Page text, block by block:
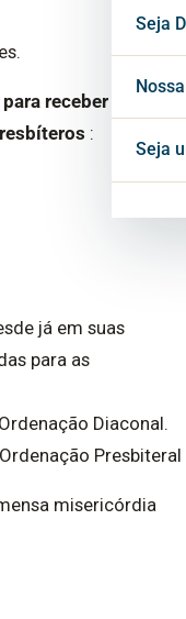
Blog
Seja
Seja
para receber o
:
já em suas
para as
Diaconal.
Presbiteral
misericórdia